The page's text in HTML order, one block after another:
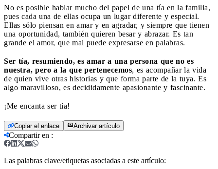
No es posible hablar mucho del papel de una tía en la familia,
pues cada una de ellas ocupa un lugar diferente y especial.
Ellas sólo piensan en amar y en agradar, y siempre que tienen
una oportunidad, también quieren besar y abrazar. Es tan
grande el amor, que mal puede expresarse en palabras.
Ser tía, resumiendo, es amar a una persona que no es
nuestra, pero a la que pertenecemos, es acompañar la vida
de quien vive otras historias y que forma parte de la tuya. Es
algo maravilloso, es decididamente apasionante y fascinante.
¡Me encanta ser tía!
Copiar el enlace Archivar artículo
Compartir en :
Las palabras clave/etiquetas asociadas a este artículo: